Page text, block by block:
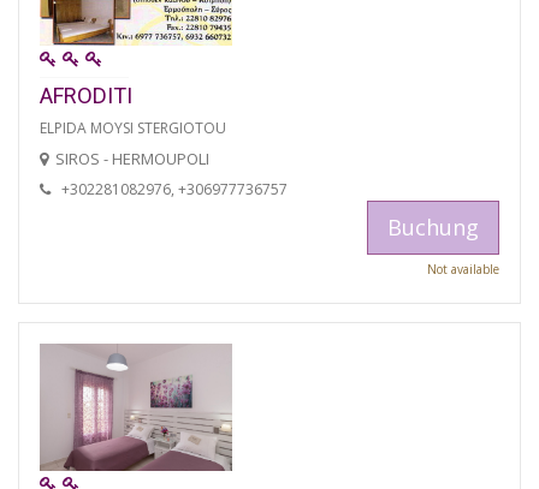
AFRODITI
ELPIDA MOYSI STERGIOTOU
SIROS - HERMOUPOLI
+302281082976, +306977736757
Buchung
Not available